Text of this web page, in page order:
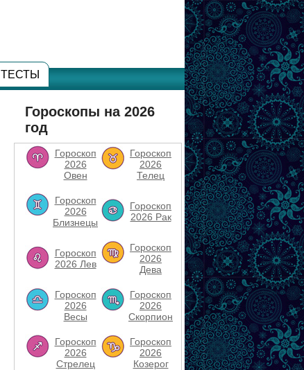
ТЕСТЫ
Гороскопы на 2026
год
Гороскоп
2026
Овен
Гороскоп
2026
Телец
Гороскоп
2026
Близнецы
Гороскоп
2026 Рак
Гороскоп
2026 Лев
Гороскоп
2026
Дева
Гороскоп
2026
Весы
Гороскоп
2026
Скорпион
Гороскоп
2026
Стрелец
Гороскоп
2026
Козерог